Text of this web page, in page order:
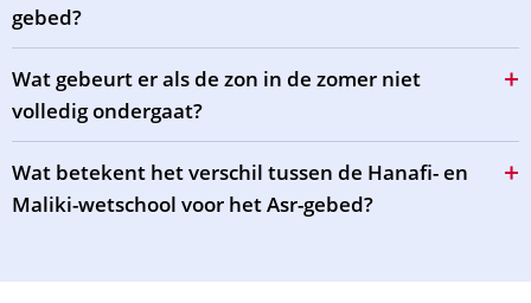
gebed?
Wat gebeurt er als de zon in de zomer niet
volledig ondergaat?
Wat betekent het verschil tussen de Hanafi- en
Maliki-wetschool voor het Asr-gebed?